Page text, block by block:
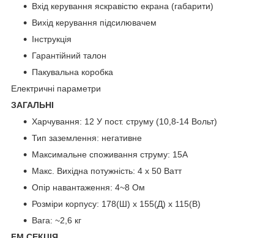
Вхід керування яскравістю екрана (габарити)
Вихід керування підсилювачем
Інструкція
Гарантійний талон
Пакувальна коробка
Електричні параметри
ЗАГАЛЬНІ
Харчування: 12 У пост. струму (10,8-14 Вольт)
Тип заземлення: негативне
Максимальне споживання струму: 15A
Макс. Вихідна потужність: 4 x 50 Ватт
Опір навантаження: 4~8 Ом
Розміри корпусу: 178(Ш) x 155(Д) x 115(В)
Вага: ~2,6 кг